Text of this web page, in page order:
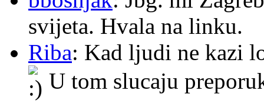
svijeta. Hvala na linku.
Riba: Kad ljudi ne kazi
U tom slucaju